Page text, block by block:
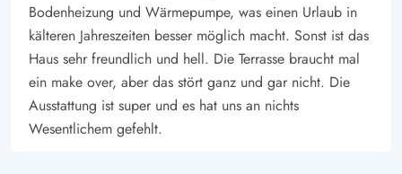
Bodenheizung und Wärmepumpe, was einen Urlaub in
kälteren Jahreszeiten besser möglich macht. Sonst ist das
Haus sehr freundlich und hell. Die Terrasse braucht mal
ein make over, aber das stört ganz und gar nicht. Die
Ausstattung ist super und es hat uns an nichts
Wesentlichem gefehlt.